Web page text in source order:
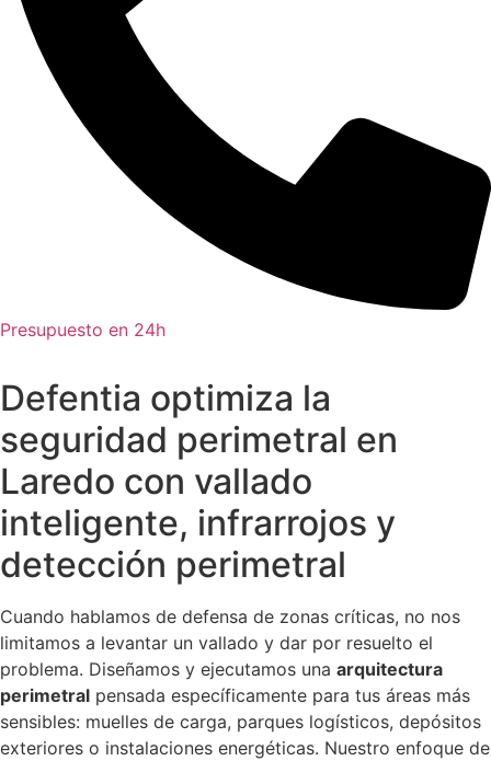
Presupuesto en 24h
Defentia optimiza la
seguridad perimetral en
Laredo con vallado
inteligente, infrarrojos y
detección perimetral
Cuando hablamos de defensa de zonas críticas, no nos
limitamos a levantar un vallado y dar por resuelto el
problema. Diseñamos y ejecutamos una arquitectura
perimetral pensada específicamente para tus áreas más
sensibles: muelles de carga, parques logísticos, depósitos
exteriores o instalaciones energéticas. Nuestro enfoque de